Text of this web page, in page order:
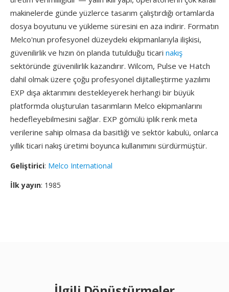
makinelerde günde yüzlerce tasarım çalıştırdığı ortamlarda
dosya boyutunu ve yükleme süresini en aza indirir. Formatın
Melco'nun profesyonel düzeydeki ekipmanlarıyla ilişkisi,
güvenilirlik ve hızın ön planda tutulduğu ticari nakış
sektöründe güvenilirlik kazandırır. Wilcom, Pulse ve Hatch
dahil olmak üzere çoğu profesyonel dijitalleştirme yazılımı
EXP dışa aktarımını destekleyerek herhangi bir büyük
platformda oluşturulan tasarımların Melco ekipmanlarını
hedefleyebilmesini sağlar. EXP gömülü iplik renk meta
verilerine sahip olmasa da basitliği ve sektör kabulü, onlarca
yıllık ticari nakış üretimi boyunca kullanımını sürdürmüştür.
Geliştirici: Melco International
İlk yayın: 1985